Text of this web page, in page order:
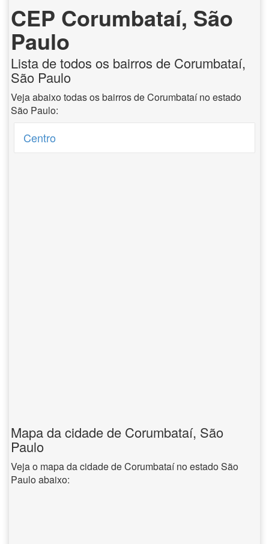
CEP Corumbataí, São
Paulo
Lista de todos os bairros de Corumbataí,
São Paulo
Veja abaixo todas os bairros de Corumbataí no estado
São Paulo:
Centro
Mapa da cidade de Corumbataí, São
Paulo
Veja o mapa da cidade de Corumbataí no estado São
Paulo abaixo: